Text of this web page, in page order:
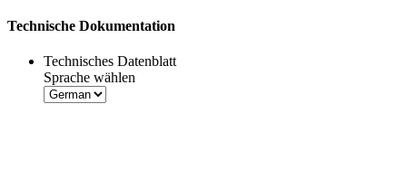
Technische Dokumentation
Technisches Datenblatt
Sprache wählen